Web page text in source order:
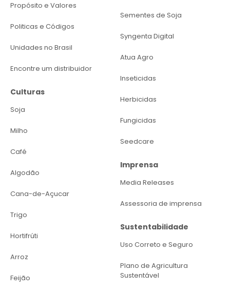
Propósito e Valores
Politicas e Códigos
Unidades no Brasil
Encontre um distribuidor
Culturas
Soja
Milho
Café
Algodão
Cana-de-Açucar
Trigo
Hortifrúti
Arroz
Feijão
Sementes de Soja
Syngenta Digital
Atua Agro
Inseticidas
Herbicidas
Fungicidas
Seedcare
Imprensa
Media Releases
Assessoria de imprensa
Sustentabilidade
Uso Correto e Seguro
Plano de Agricultura
Sustentável